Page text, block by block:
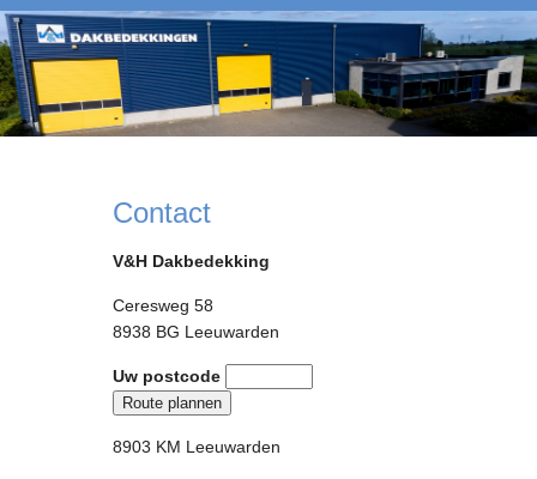
Contact
V&H Dakbedekking
Ceresweg 58
8938 BG Leeuwarden
Uw postcode
8903 KM Leeuwarden